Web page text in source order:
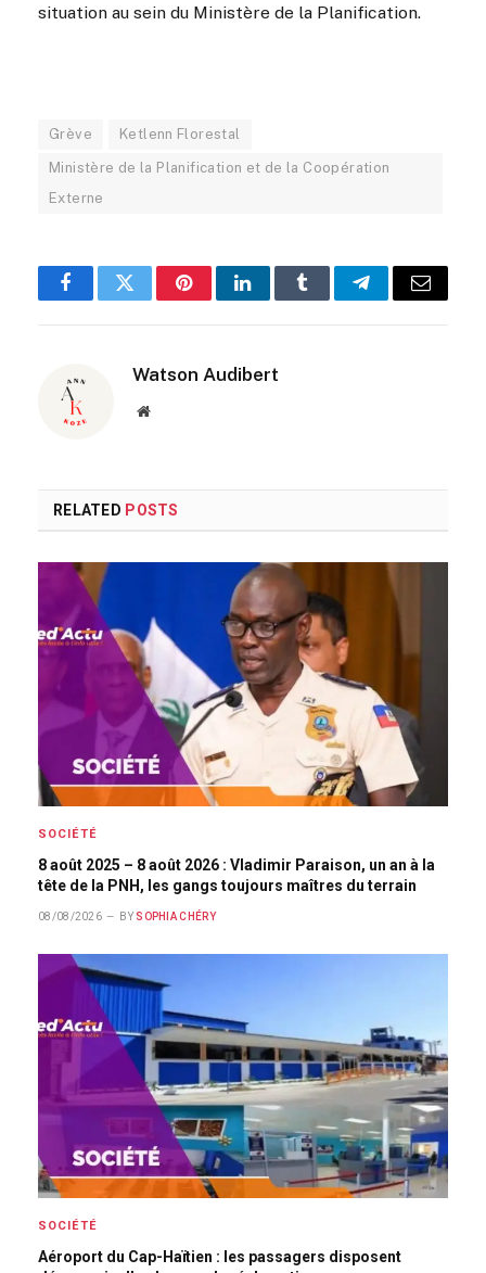
situation au sein du Ministère de la Planification.
Grève Ketlenn Florestal
Ministère de la Planification et de la Coopération
Externe
FacebookTwitterPinterestLinkedInTumblrTelegramEmail
Watson Audibert
Website
RELATED POSTS
SOCIÉTÉ
8 août 2025 – 8 août 2026 : Vladimir Paraison, un an à la
tête de la PNH, les gangs toujours maîtres du terrain
08/08/2026 BY SOPHIA CHÉRY
SOCIÉTÉ
Aéroport du Cap-Haïtien : les passagers disposent